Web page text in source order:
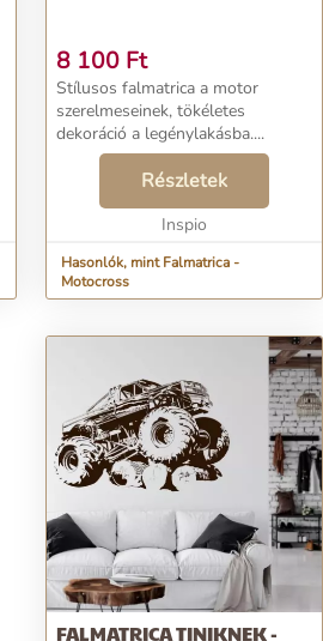
8 100 Ft
Stílusos falmatrica a motor
szerelmeseinek, tökéletes
dekoráció a legénylakásba....
Részletek
Inspio
Hasonlók, mint Falmatrica -
Motocross
FALMATRICA TINIKNEK -